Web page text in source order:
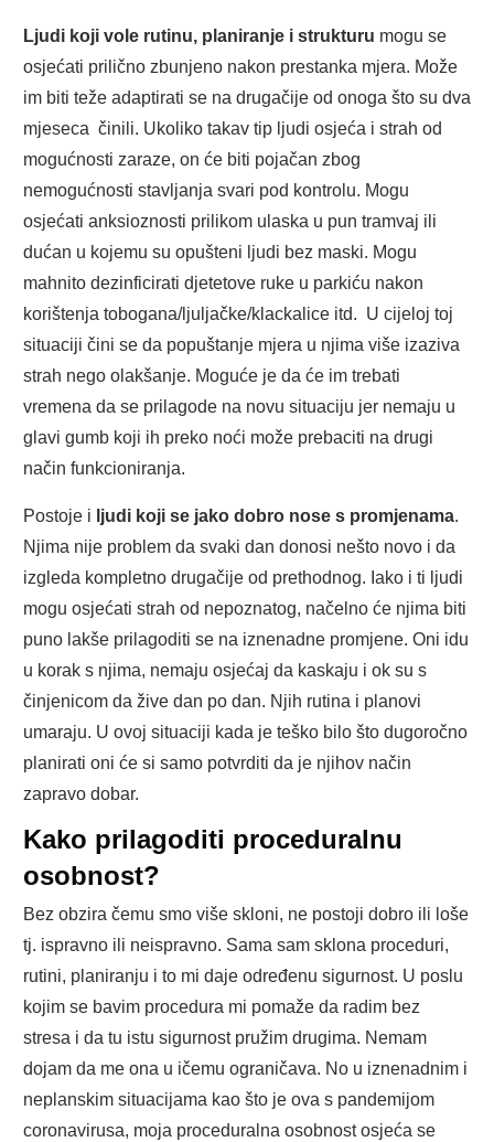
Ljudi koji vole rutinu, planiranje i strukturu mogu se
osjećati prilično zbunjeno nakon prestanka mjera. Može
im biti teže adaptirati se na drugačije od onoga što su dva
mjeseca činili. Ukoliko takav tip ljudi osjeća i strah od
mogućnosti zaraze, on će biti pojačan zbog
nemogućnosti stavljanja svari pod kontrolu. Mogu
osjećati anksioznosti prilikom ulaska u pun tramvaj ili
dućan u kojemu su opušteni ljudi bez maski. Mogu
mahnito dezinficirati djetetove ruke u parkiću nakon
korištenja tobogana/ljuljačke/klackalice itd. U cijeloj toj
situaciji čini se da popuštanje mjera u njima više izaziva
strah nego olakšanje. Moguće je da će im trebati
vremena da se prilagode na novu situaciju jer nemaju u
glavi gumb koji ih preko noći može prebaciti na drugi
način funkcioniranja.
Postoje i ljudi koji se jako dobro nose s promjenama.
Njima nije problem da svaki dan donosi nešto novo i da
izgleda kompletno drugačije od prethodnog. Iako i ti ljudi
mogu osjećati strah od nepoznatog, načelno će njima biti
puno lakše prilagoditi se na iznenadne promjene. Oni idu
u korak s njima, nemaju osjećaj da kaskaju i ok su s
činjenicom da žive dan po dan. Njih rutina i planovi
umaraju. U ovoj situaciji kada je teško bilo što dugoročno
planirati oni će si samo potvrditi da je njihov način
zapravo dobar.
Kako prilagoditi proceduralnu
osobnost?
Bez obzira čemu smo više skloni, ne postoji dobro ili loše
tj. ispravno ili neispravno. Sama sam sklona proceduri,
rutini, planiranju i to mi daje određenu sigurnost. U poslu
kojim se bavim procedura mi pomaže da radim bez
stresa i da tu istu sigurnost pružim drugima. Nemam
dojam da me ona u ičemu ograničava. No u iznenadnim i
neplanskim situacijama kao što je ova s pandemijom
coronavirusa, moja proceduralna osobnost osjeća se